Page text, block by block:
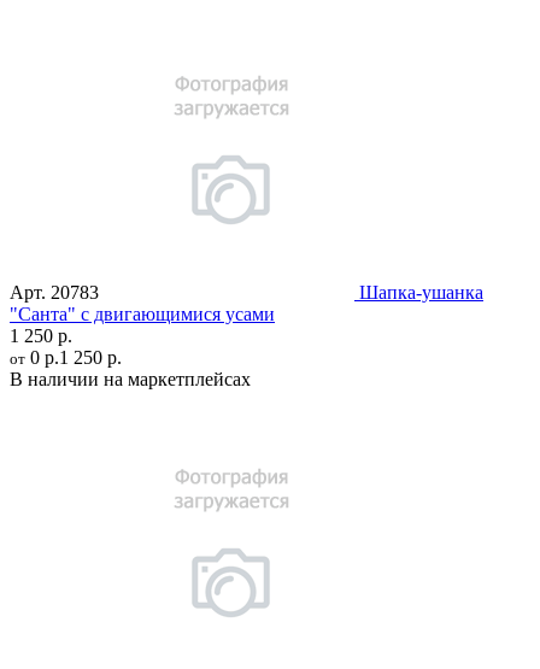
Арт. 20783
Шапка-ушанка
"Санта" с двигающимися усами
1 250 р.
от 0 р.1 250 р.
В наличии на маркетплейсах